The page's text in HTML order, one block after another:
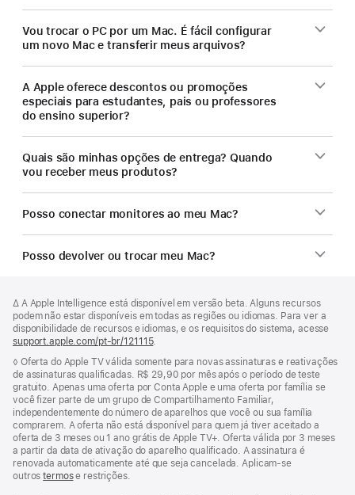
Vou trocar o PC por um Mac. É fácil configurar
um novo Mac e transferir meus arquivos?
A Apple oferece descontos ou promoções
especiais para estudantes, pais ou professores
do ensino superior?
Quais são minhas opções de entrega? Quando
vou receber meus produtos?
Posso conectar monitores ao meu Mac?
Posso devolver ou trocar meu Mac?
de
rodapé
Nota
de
rodapé
∆ A Apple Intelligence está disponível em versão beta. Alguns recursos
podem não estar disponíveis em todas as regiões ou idiomas. Para ver a
disponibilidade de recursos e idiomas, e os requisitos do sistema, acesse
support.apple.com/pt-br/121115(o
abre
em
uma
nova
janela)
.
Nota
de
rodapé
◊ Oferta do Apple TV válida somente para novas assinaturas e reativações
de assinaturas qualificadas. R$ 29,90 por mês após o período de teste
gratuito. Apenas uma oferta por Conta Apple e uma oferta por família se
você fizer parte de um grupo de Compartilhamento Familiar,
independentemente do número de aparelhos que você ou sua família
comprarem. A oferta não está disponível para quem já tiver aceitado a
oferta de 3 meses ou 1 ano grátis de Apple TV+. Oferta válida por 3 meses
a partir da data de ativação do aparelho qualificado. A assinatura é
renovada automaticamente até que seja cancelada. Aplicam-se
outrostermose restrições.